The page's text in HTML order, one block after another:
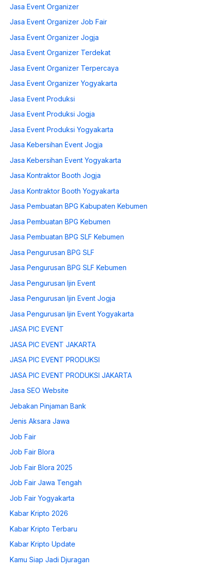
Jasa Event Organizer
Jasa Event Organizer Job Fair
Jasa Event Organizer Jogja
Jasa Event Organizer Terdekat
Jasa Event Organizer Terpercaya
Jasa Event Organizer Yogyakarta
Jasa Event Produksi
Jasa Event Produksi Jogja
Jasa Event Produksi Yogyakarta
Jasa Kebersihan Event Jogja
Jasa Kebersihan Event Yogyakarta
Jasa Kontraktor Booth Jogja
Jasa Kontraktor Booth Yogyakarta
Jasa Pembuatan BPG Kabupaten Kebumen
Jasa Pembuatan BPG Kebumen
Jasa Pembuatan BPG SLF Kebumen
Jasa Pengurusan BPG SLF
Jasa Pengurusan BPG SLF Kebumen
Jasa Pengurusan Ijin Event
Jasa Pengurusan Ijin Event Jogja
Jasa Pengurusan Ijin Event Yogyakarta
JASA PIC EVENT
JASA PIC EVENT JAKARTA
JASA PIC EVENT PRODUKSI
JASA PIC EVENT PRODUKSI JAKARTA
Jasa SEO Website
Jebakan Pinjaman Bank
Jenis Aksara Jawa
Job Fair
Job Fair Blora
Job Fair Blora 2025
Job Fair Jawa Tengah
Job Fair Yogyakarta
Kabar Kripto 2026
Kabar Kripto Terbaru
Kabar Kripto Update
Kamu Siap Jadi Djuragan